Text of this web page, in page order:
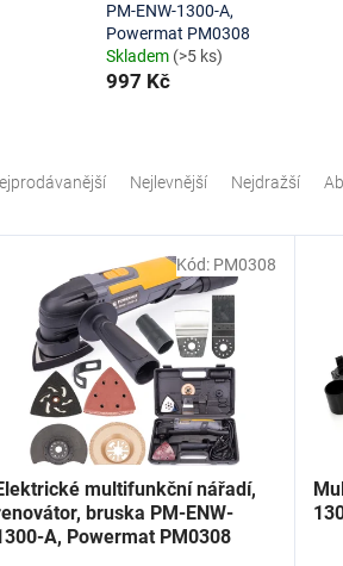
PM-ENW-1300-A,
Powermat PM0308
Skladem (>5 ks)
997 Kč
Nejlevnější Nejdražší
multifunkční nářadí,
bruska PM-ENW-
A, Powermat PM0308
Kód: PM0308